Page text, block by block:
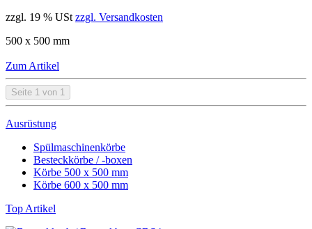
zzgl. 19 % USt zzgl. Versandkosten
500 x 500 mm
Zum Artikel
Seite 1 von 1
Ausrüstung
Spülmaschinenkörbe
Besteckkörbe / -boxen
Körbe 500 x 500 mm
Körbe 600 x 500 mm
Top Artikel